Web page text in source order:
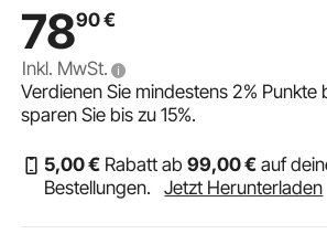
7890€
Inkl. MwSt.
Verdienen Sie mindestens2% Punkte
sparen Sie bis zu15%.
5,00€ Rabatt ab99,00€ auf
Bestellungen.
Jetzt Herunterladen